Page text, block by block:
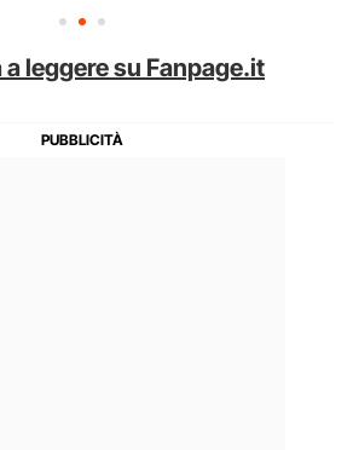
leggere su Fanpage.it